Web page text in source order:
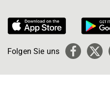
Folgen Sie uns Facebook
X